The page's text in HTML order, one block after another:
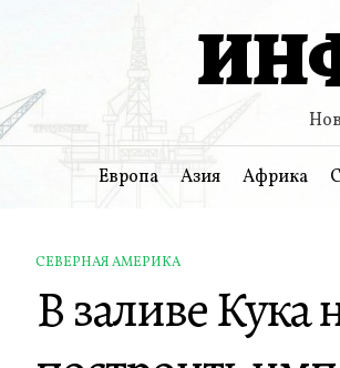
Европа Азия Африка
ОПУБЛИКОВАНО
В
СЕВЕРНАЯ АМЕРИКА
В заливе Кука